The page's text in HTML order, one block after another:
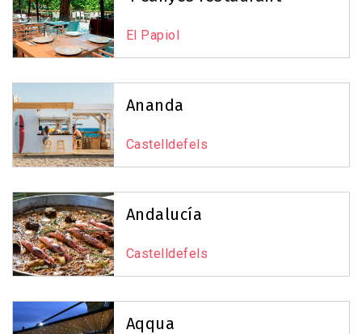
3
22
−
El Papiol
Ananda
Castelldefels
Andalucía
Castelldefels
Aqqua